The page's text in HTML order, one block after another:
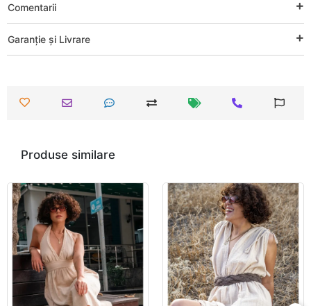
Comentarii
Garanție și Livrare
Produse similare